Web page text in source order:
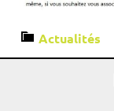
Actualités